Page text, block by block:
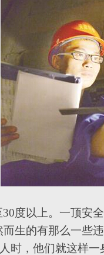
30度以上。一顶安
生的有那么一些
时，他们就这样